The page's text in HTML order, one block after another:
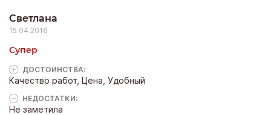
Светлана
15.04.2016
Супер
ДОСТОИНCТВА:
Качество работ, Цена, Удобный
НЕДОСТАТКИ:
Не заметила